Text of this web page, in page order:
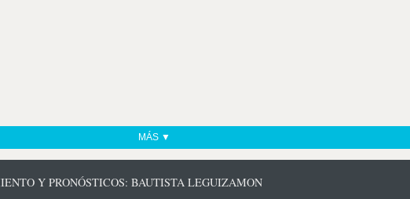
MÁS ▼
Y PRONÓSTICOS: BAUTISTA LEGUIZAMON